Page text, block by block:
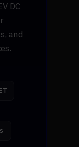
DC
and